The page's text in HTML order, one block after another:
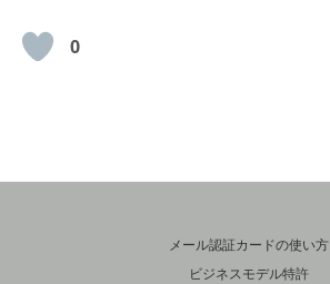
0
メール認証カードの使い方
ビジネスモデル特許